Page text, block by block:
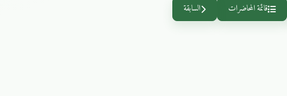
قائمة المحاضرات السابقة